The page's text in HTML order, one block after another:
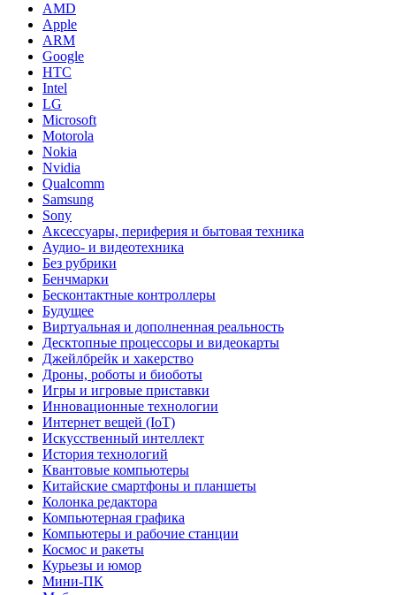
AMD
Apple
ARM
Google
HTC
Intel
LG
Microsoft
Motorola
Nokia
Nvidia
Qualcomm
Samsung
Sony
Аксессуары, периферия и бытовая техника
Аудио- и видеотехника
Без рубрики
Бенчмарки
Бесконтактные контроллеры
Будущее
Виртуальная и дополненная реальность
Десктопные процессоры и видеокарты
Джейлбрейк и хакерство
Дроны, роботы и биоботы
Игры и игровые приставки
Инновационные технологии
Интернет вещей (IoT)
Искусственный интеллект
История технологий
Квантовые компьютеры
Китайские смартфоны и планшеты
Колонка редактора
Компьютерная графика
Компьютеры и рабочие станции
Космос и ракеты
Курьезы и юмор
Мини-ПК